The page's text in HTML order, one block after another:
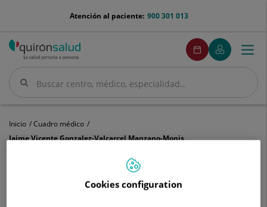
menu-
900 301 013
Atención al paciente:
Buscar
Buscar
menuPedirCita
Pedir
cita
Mi
Quirónsalud
Menú
Inicio
Cuadro médico
Jaime Vicente Gonzalez-Valcarcel Manzano-Monis
Cookies configuration